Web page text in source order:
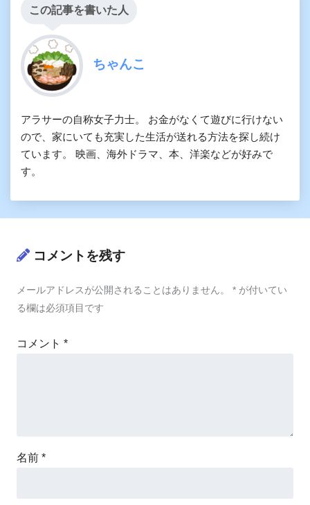
この記事を書いた人
ちゃんこ
アラサーの自称女子力士。 お金がなくて遊びに行けない
ので、家にいても充実した生活が送れる方法を探し続け
ています。 映画、海外ドラマ、本、洋楽などが好みで
す。
コメントを残す
メールアドレスが公開されることはありません。 * が付いてい
る欄は必須項目です
コメント *
名前 *